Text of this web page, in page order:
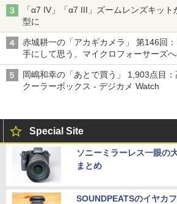
「α7 IV」「α7 III」ズームレンズキッ
型に
赤城耕一の「アカギカメラ」 第146回
手にして思う、マイクロフォーサーズ
岡嶋和幸の「あとで買う」 1,903点目
クーラーボックス - デジカメ Watch
Special Site
ソニーミラーレス一眼の
まとめ
SOUNDPEATSのイヤカ